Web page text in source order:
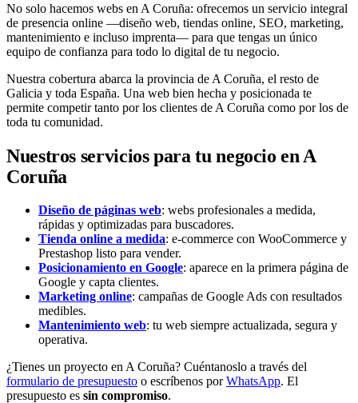
No solo hacemos webs en A Coruña: ofrecemos un servicio integral
de presencia online —diseño web, tiendas online, SEO, marketing,
mantenimiento e incluso imprenta— para que tengas un único
equipo de confianza para todo lo digital de tu negocio.
Nuestra cobertura abarca la provincia de A Coruña, el resto de
Galicia y toda España. Una web bien hecha y posicionada te
permite competir tanto por los clientes de A Coruña como por los de
toda tu comunidad.
Nuestros servicios para tu negocio en A
Coruña
Diseño de páginas web: webs profesionales a medida,
rápidas y optimizadas para buscadores.
Tienda online a medida: e-commerce con WooCommerce y
Prestashop listo para vender.
Posicionamiento en Google: aparece en la primera página de
Google y capta clientes.
Marketing online: campañas de Google Ads con resultados
medibles.
Mantenimiento web: tu web siempre actualizada, segura y
operativa.
¿Tienes un proyecto en A Coruña? Cuéntanoslo a través del
formulario de presupuesto o escríbenos porWhatsApp. El
presupuesto es sin compromiso.